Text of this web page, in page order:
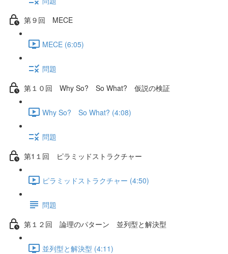
第９回 MECE
MECE (6:05)
問題
第１０回 Why So? So What? 仮説の検証
Why So? So What? (4:08)
問題
第1１回 ピラミッドストラクチャー
ピラミッドストラクチャー (4:50)
問題
第１２回 論理のパターン 並列型と解決型
並列型と解決型 (4:11)